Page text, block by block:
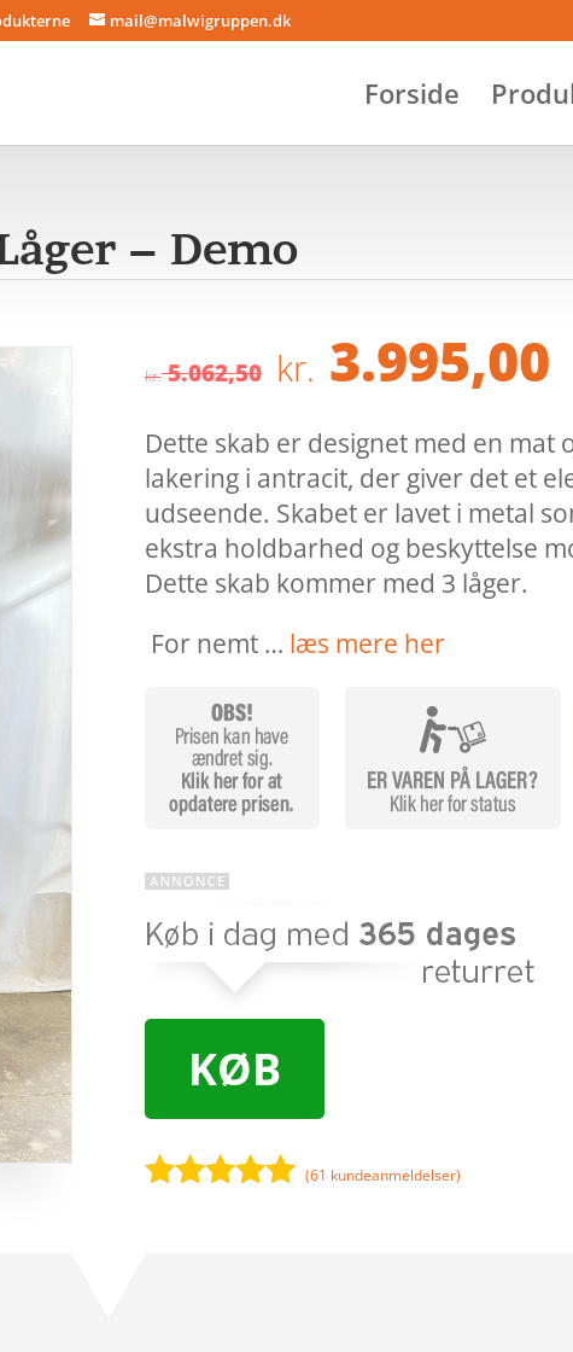
mail@malwigruppen.dk
Forside
– Demo
kr.5.062,50 Den
oprindelige
pris
var:
kr.
kr. 3.995,00
Dette skab er designet med en mat
lakering i antracit, der giver det et
udseende. Skabet er lavet i metal
ekstra holdbarhed og beskyttelse
Dette skab kommer med 3 låger.
For nemt … læs mere her
KØB
(61 kundeanmeldelser)